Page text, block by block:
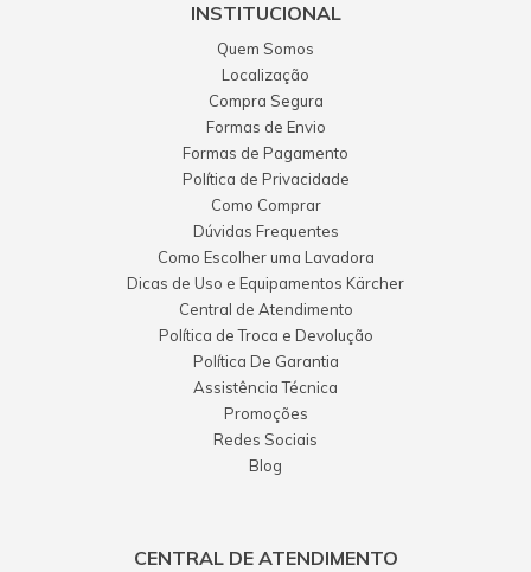
INSTITUCIONAL
Quem Somos
Localização
Compra Segura
Formas de Envio
Formas de Pagamento
Política de Privacidade
Como Comprar
Dúvidas Frequentes
Como Escolher uma Lavadora
Dicas de Uso e Equipamentos Kärcher
Central de Atendimento
Política de Troca e Devolução
Política De Garantia
Assistência Técnica
Promoções
Redes Sociais
Blog
CENTRAL DE ATENDIMENTO